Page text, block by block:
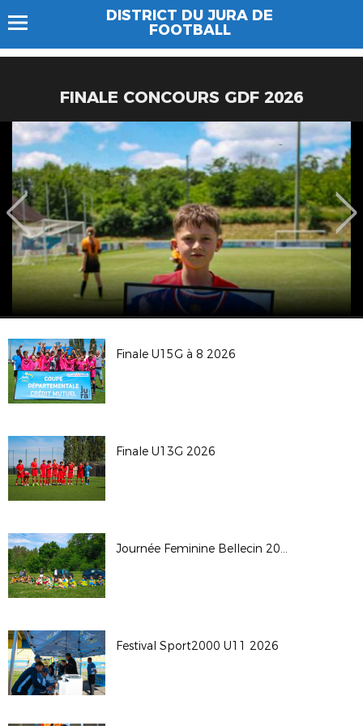
DISTRICT DU JURA DE
FOOTBALL
FINALE CONCOURS GDF 2026
Finale U15G à 8 2026
Finale U13G 2026
Journée Feminine Bellecin 2026
Festival Sport2000 U11 2026